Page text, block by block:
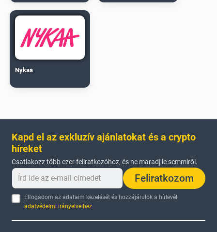
Nykaa
Kapd el az exkluzív ajánlatokat és a crypto
híreket
Csatlakozz több ezer feliratkozóhoz, és ne maradj le semmiről.
Feliratkozom
Elfogadom az adataim kezelését és hozzájárulok a hírlevél
adatvédelmi irányelveihez.